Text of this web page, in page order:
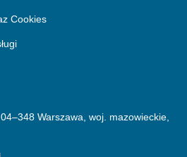
Cookies
Warszawa, woj. mazowieckie,